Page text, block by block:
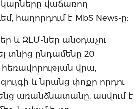
վաճառող
հաղորդում է MbS News-ը:
և ԶԼՄ-ներ անօդաչու
տնից ընդամենը 20
վրա,
և նրանց փոքր որդու
առանձնատանը, ասվում է